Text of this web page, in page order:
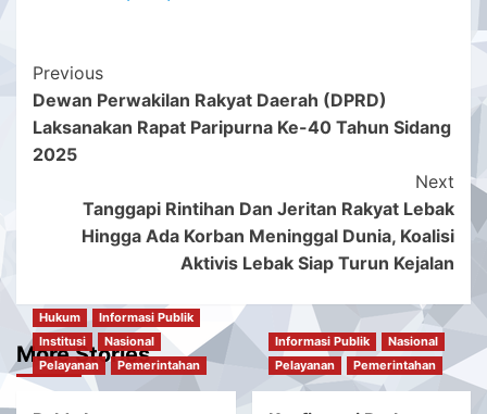
Post
Navigation
Previous
Dewan Perwakilan Rakyat Daerah (DPRD)
Laksanakan Rapat Paripurna Ke-40 Tahun Sidang
2025
Next
Tanggapi Rintihan Dan Jeritan Rakyat Lebak
Hingga Ada Korban Meninggal Dunia, Koalisi
Aktivis Lebak Siap Turun Kejalan
More Stories
Hukum
Informasi Publik
Institusi
Nasional
Pelayanan
Pemerintahan
Informasi Publik
Nasional
Pelayanan
Pemerintahan